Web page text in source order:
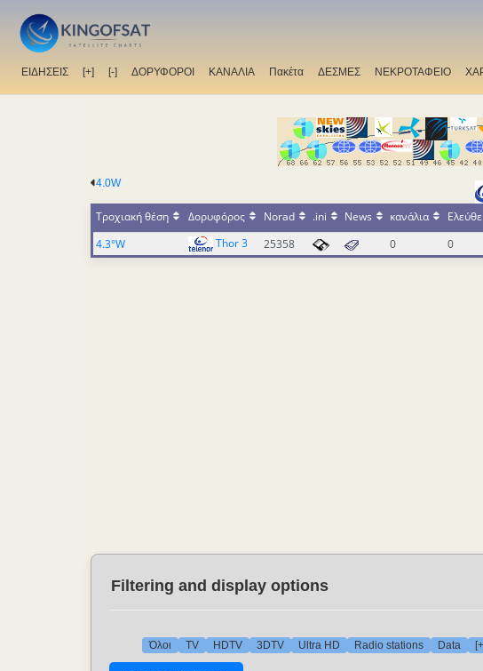
ΕΙΔΗΣΕΙΣ [+] [-] ΔΟΡΥΦΟΡΟΙ ΚΑΝΑΛΙΑ Πακέτα ΔΕΣΜΕΣ ΝΕΚΡΟΤΑΦΕΙΟ
4.0W
Τροχιακή θέση Δορυφόρος Norad .ini News κανάλια
4.3°W
Thor 3 25358 0 0
Filtering and display options
Όλοι TV HDTV 3DTV Ultra HD Radio stations Data